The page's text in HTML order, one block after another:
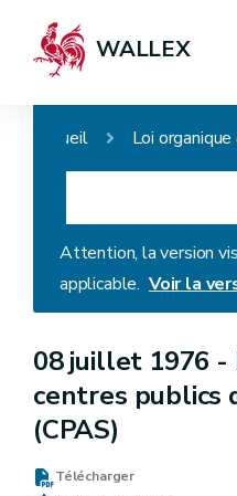
WALLEX
Accueil
Attention, la version
applicable. Voir la
08 juillet 1976 -
centres publics
(CPAS)
Télécharger